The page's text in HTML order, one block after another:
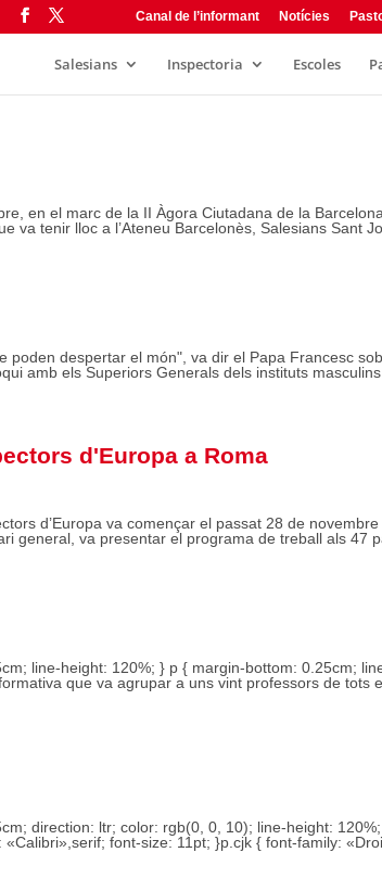
Canal de l’informant Notícies
Salesians Inspectoria Escoles
en el marc de la II Àgora Ciutadana de la
va tenir lloc a l’Ateneu Barcelonès, Salesians Sant
poden despertar el món", va dir el Papa Francesc
amb els Superiors Generals dels instituts
d'Europa a Roma
d’Europa va començar el passat 28 de
general, va presentar el programa de treball als 47
line-height: 120%; } p { margin-bottom: 0.25cm;
que va agrupar a uns vint professors de tots
direction: ltr; color: rgb(0, 0, 10); line-height:
font-size: 11pt; }p.cjk { font-family: